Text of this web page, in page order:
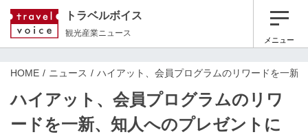
トラベルボイス
観光産業ニュース
メニュー
HOME ニュース ハイアット、会員プログラムのリワードを一新
ハイアット、会員プログラムのリワ
ードを一新、知人へのプレゼントに